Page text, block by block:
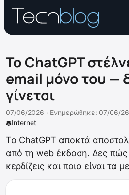
Το ChatGPT
email μόνο του —
γίνεται
Internet
07/06/2026 · Ενημερώθηκε: 07/06/26
Το ChatGPT αποκτά
από τη web έκδοση. Δες πώς
κερδίζεις και ποια είναι τα